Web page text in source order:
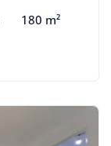
180 m²